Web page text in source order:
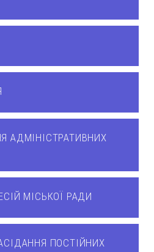
АДМІНІСТРАТИВНИХ
МІСЬКОЇ РАДИ
ПОСТІЙНИХ